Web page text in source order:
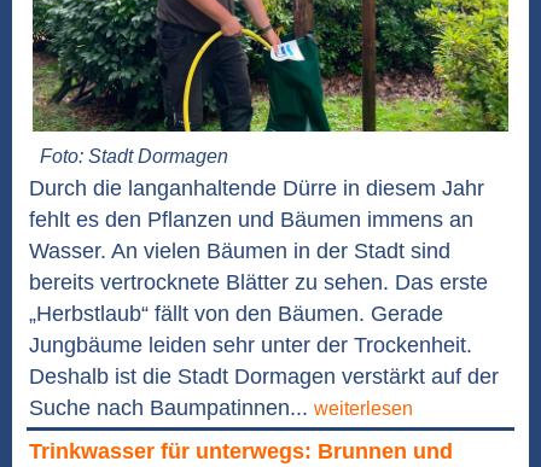
Foto: Stadt Dormagen
Durch die langanhaltende Dürre in diesem Jahr
fehlt es den Pflanzen und Bäumen immens an
Wasser. An vielen Bäumen in der Stadt sind
bereits vertrocknete Blätter zu sehen. Das erste
„Herbstlaub“ fällt von den Bäumen. Gerade
Jungbäume leiden sehr unter der Trockenheit.
Deshalb ist die Stadt Dormagen verstärkt auf der
Suche nach Baumpatinnen... weiterlesen
Trinkwasser für unterwegs: Brunnen und